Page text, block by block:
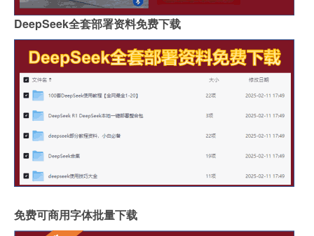
DeepSeek全套部署资料免费下载
免费可商用字体批量下载